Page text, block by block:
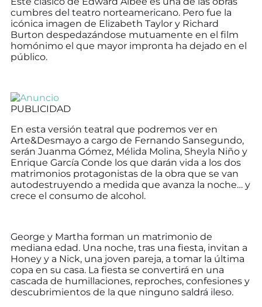
cumbres del teatro norteamericano. Pero fue la
icónica imagen de Elizabeth Taylor y Richard
Burton despedazándose mutuamente en el film
homónimo el que mayor impronta ha dejado en el
público.
PUBLICIDAD
En esta versión teatral que podremos ver en
Arte&Desmayo a cargo de Fernando Sansegundo,
serán Juanma Gómez, Mélida Molina, Sheyla Niño y
Enrique García Conde los que darán vida a los dos
matrimonios protagonistas de la obra que se van
autodestruyendo a medida que avanza la noche… y
crece el consumo de alcohol.
George y Martha forman un matrimonio de
mediana edad. Una noche, tras una fiesta, invitan a
Honey y a Nick, una joven pareja, a tomar la última
copa en su casa. La fiesta se convertirá en una
cascada de humillaciones, reproches, confesiones y
descubrimientos de la que ninguno saldrá ileso.